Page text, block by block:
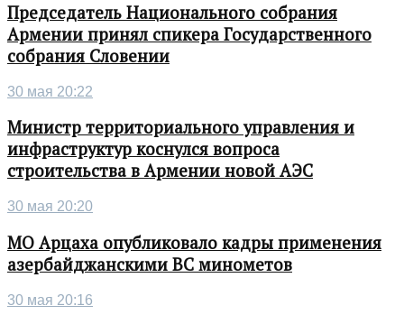
Председатель Национального собрания
Армении принял спикера Государственного
собрания Словении
30 мая 20:22
Министр территориального управления и
инфраструктур коснулся вопроса
строительства в Армении новой АЭС
30 мая 20:20
МО Арцаха опубликовало кадры применения
азербайджанскими ВС минометов
30 мая 20:16